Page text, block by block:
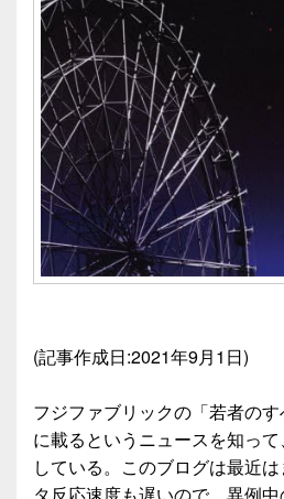
(記事作成日:2021年9月1日)
フジファブリックの「若者の
に載るというニュースを知っ
している。このブログは最近